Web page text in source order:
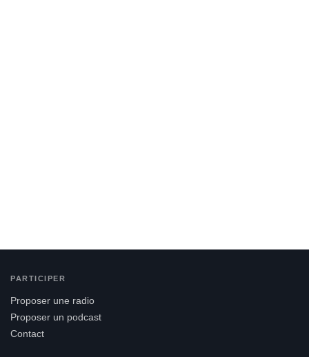
PARTICIPER
Proposer une radio
Proposer un podcast
Contact